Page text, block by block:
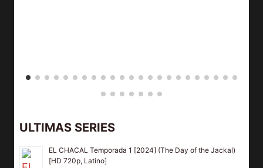
ULTIMAS SERIES
EL CHACAL Temporada 1 [2024] (The Day of the Jackal)
[HD 720p, Latino]